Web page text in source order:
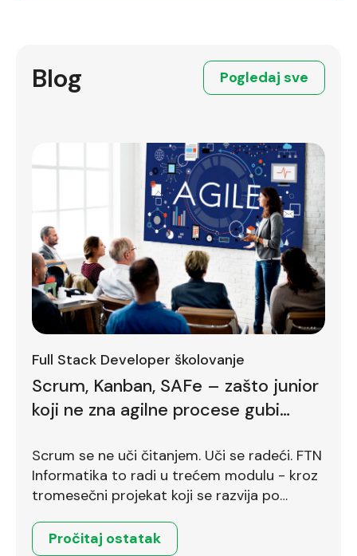
Blog Pogledaj sve
Full Stack Developer školovanje
Scrum, Kanban, SAFe – zašto junior
koji ne zna agilne procese gubi
Scrum se ne uči čitanjem. Uči se radeći. FTN
Informatika to radi u trećem modulu - kroz
tromesečni projekat koji se razvija po
Pročitaj ostatak